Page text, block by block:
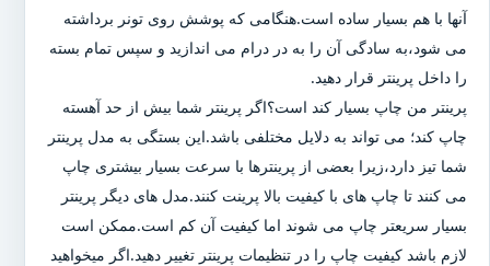
آنها با هم بسیار ساده است.هنگامی که پوشش روی تونر برداشته
می شود،به سادگی آن را به در درام می اندازید و سپس تمام بسته
را داخل پرینتر قرار دهید.
پرینتر من چاپ بسیار کند است؟اگر پرینتر شما بیش از حد آهسته
چاپ کند؛ می تواند به دلایل مختلفی باشد.این بستگی به مدل پرینتر
شما تیز دارد،زیرا بعضی از پرینترها با سرعت بسیار بیشتری چاپ
می کنند تا چاپ های با کیفیت بالا پرینت کنند.مدل های دیگر پرینتر
بسیار سریعتر چاپ می شوند اما کیفیت آن کم است.ممکن است
لازم باشد کیفیت چاپ را در تنظیمات پرینتر تغییر دهید.اگر میخواهید